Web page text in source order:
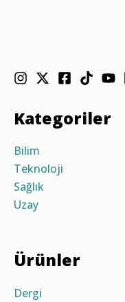
Kategoriler
Bilim
Teknoloji
Sağlık
Uzay
Ürünler
Dergi